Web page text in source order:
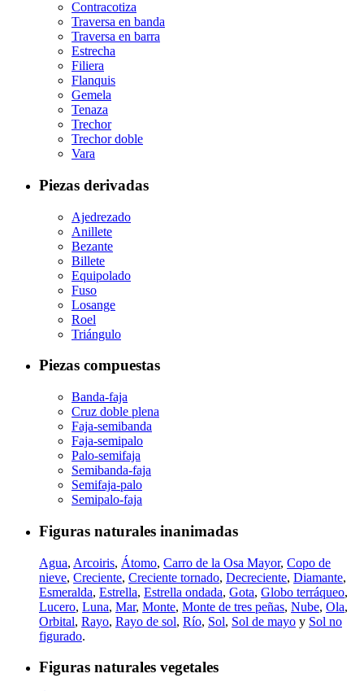
Contracotiza
Traversa en banda
Traversa en barra
Estrecha
Filiera
Flanquis
Gemela
Tenaza
Trechor
Trechor doble
Vara
Piezas derivadas
Ajedrezado
Anillete
Bezante
Billete
Equipolado
Fuso
Losange
Roel
Triángulo
Piezas compuestas
Banda-faja
Cruz doble plena
Faja-semibanda
Faja-semipalo
Palo-semifaja
Semibanda-faja
Semifaja-palo
Semipalo-faja
Figuras naturales inanimadas
Agua, Arcoiris, Átomo, Carro de la Osa Mayor, Copo de
nieve, Creciente, Creciente tornado, Decreciente, Diamante,
Esmeralda, Estrella, Estrella ondada, Gota, Globo terráqueo,
Lucero, Luna, Mar, Monte, Monte de tres peñas, Nube, Ola,
Orbital, Rayo, Rayo de sol, Río, Sol, Sol de mayo y Sol no
figurado.
Figuras naturales vegetales